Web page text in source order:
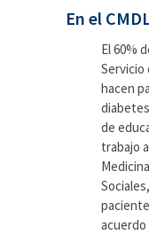
En el
El 60%
Servicio
hacen
de
trabajo